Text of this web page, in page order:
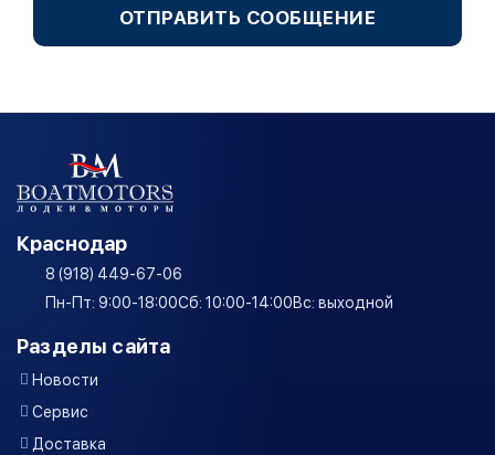
ОТПРАВИТЬ СООБЩЕНИЕ
Краснодар
8 (918) 449-67-06
Пн-Пт: 9:00-18:00Сб: 10:00-14:00Вс: выходной
Разделы сайта
Новости
Сервис
Доставка